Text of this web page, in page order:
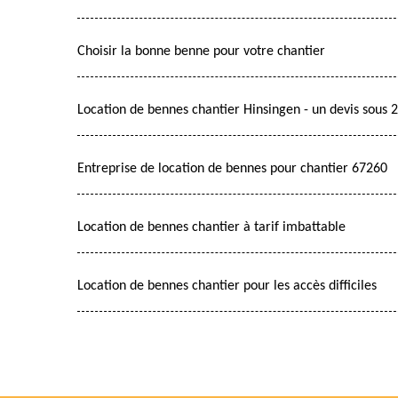
Choisir la bonne benne pour votre chantier
Location de bennes chantier Hinsingen - un devis sous
Entreprise de location de bennes pour chantier 67260
Location de bennes chantier à tarif imbattable
Location de bennes chantier pour les accès difficiles